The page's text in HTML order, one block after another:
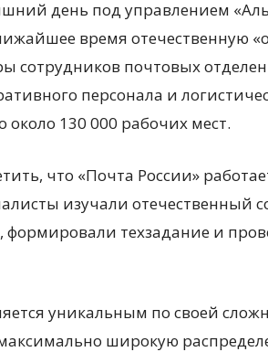
день под управлением
время отечественную
сотрудников почтовых
персонала и
около 130 000 рабочих мест.
что «Почта России»
изучали отечественный
формировали техзадание и
уникальным по своей
широкую